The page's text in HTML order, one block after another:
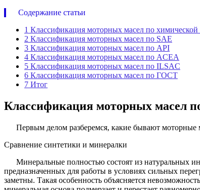
Содержание статьи
1 Классификация моторных масел по химической
2 Классификация моторных масел по SAE
3 Классификация моторных масел по API
4 Классификация моторных масел по ACEA
5 Классификация моторных масел по ILSAC
6 Классификация моторных масел по ГОСТ
7 Итог
Классификация моторных масел
Первым делом разберемся, какие бывают моторные
Сравнение синтетики и минералки
Минеральные полностью состоят из натуральных
предназначенных для работы в условиях сильных
заметны. Такая особенность объясняется